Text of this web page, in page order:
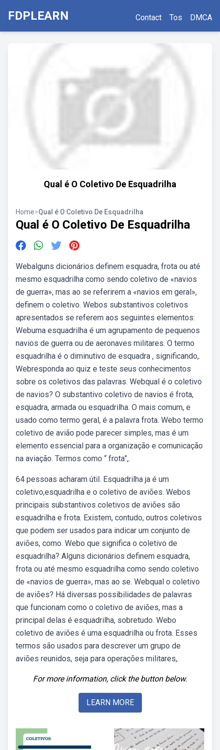
FDPLEARN Contact Tos DMCA
Qual é O Coletivo De Esquadrilha
Home>Qual é O Coletivo De Esquadrilha
Qual é O Coletivo De Esquadrilha
Webalguns dicionários definem esquadra, frota ou até
mesmo esquadrilha como sendo coletivo de «navios
de guerra», mas ao se referirem a «navios em geral»,
definem o coletivo. Webos substantivos coletivos
apresentados se referem aos seguintes elementos:
Webuma esquadrilha é um agrupamento de pequenos
navios de guerra ou de aeronaves militares. O termo
esquadrilha é o diminutivo de esquadra , significando,.
Webresponda ao quiz e teste seus conhecimentos
sobre os coletivos das palavras. Webqual é o coletivo
de navios? O substantivo coletivo de navios é frota,
esquadra, armada ou esquadrilha. O mais comum, e
usado como termo geral, é a palavra frota. Webo termo
coletivo de avião pode parecer simples, mas é um
elemento essencial para a organização e comunicação
na aviação. Termos como “ frota”,.
64 pessoas acharam útil. Esquadrilha ja é um
coletivo,esquadrilha e o coletivo de aviões. Webos
principais substantivos coletivos de aviões são
esquadrilha e frota. Existem, contudo, outros coletivos
que podem ser usados para indicar um conjunto de
aviões, como. Webo que significa o coletivo de
esquadrilha? Alguns dicionários definem esquadra,
frota ou até mesmo esquadrilha como sendo coletivo
de «navios de guerra», mas ao se. Webqual o coletivo
de aviões? Há diversas possibilidades de palavras
que funcionam como o coletivo de aviões, mas a
principal delas é esquadrilha, sobretudo. Webo
coletivo de aviões é uma esquadrilha ou frota. Esses
termos são usados para descrever um grupo de
aviões reunidos, seja para operações militares,.
For more information, click the button below.
LEARN MORE